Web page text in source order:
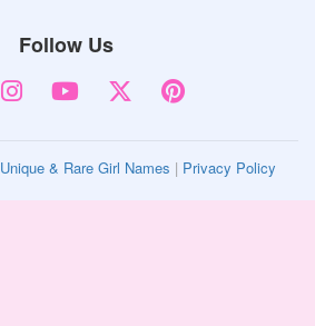
Follow Us
Unique & Rare Girl Names | Privacy Policy